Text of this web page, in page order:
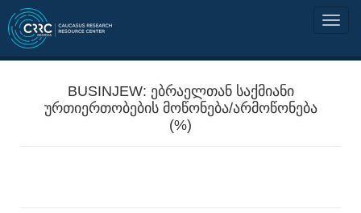
BUSINJEW: ებრაელთან საქმიანი
ურთიერთობების მოწონება/არმოწონება
(%)